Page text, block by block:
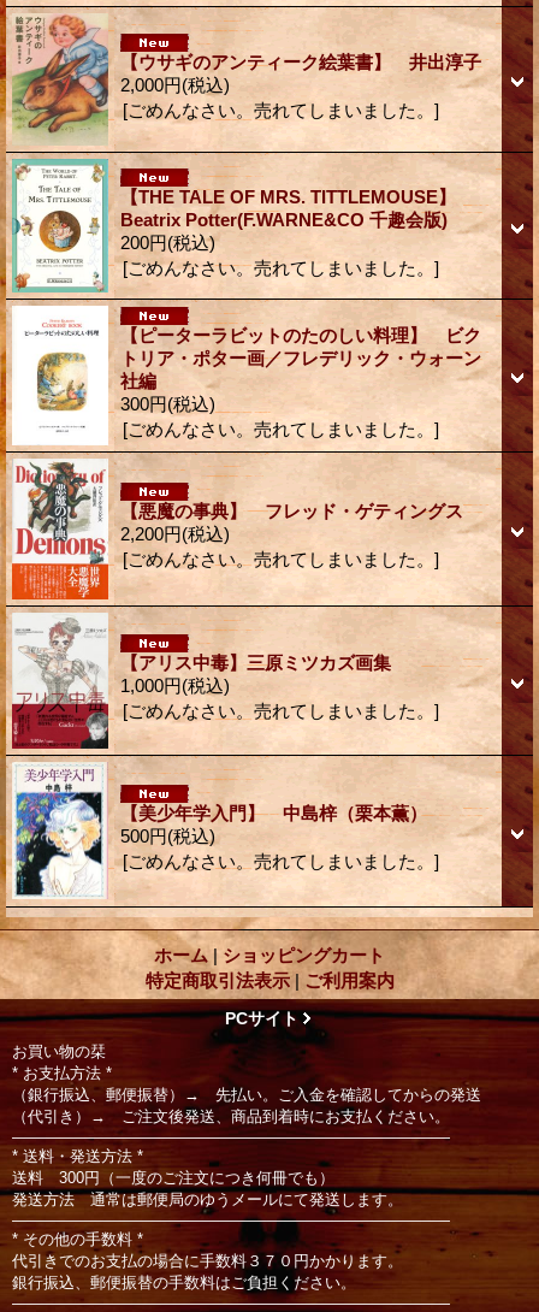
【ウサギのアンティーク絵葉書】 井出淳子
2,000円(税込)
[ごめんなさい。売れてしまいました。]
【THE TALE OF MRS. TITTLEMOUSE】
Beatrix Potter(F.WARNE&CO 千趣会版)
200円(税込)
[ごめんなさい。売れてしまいました。]
【ピーターラビットのたのしい料理】 ビク
トリア・ポター画／フレデリック・ウォーン
社編
300円(税込)
[ごめんなさい。売れてしまいました。]
【悪魔の事典】 フレッド・ゲティングス
2,200円(税込)
[ごめんなさい。売れてしまいました。]
【アリス中毒】三原ミツカズ画集
1,000円(税込)
[ごめんなさい。売れてしまいました。]
【美少年学入門】 中島梓（栗本薫）
500円(税込)
[ごめんなさい。売れてしまいました。]
ホーム | ショッピングカート
特定商取引法表示 | ご利用案内
PCサイト
お買い物の栞
* お支払方法 *
（銀行振込、郵便振替）→ 先払い。ご入金を確認してからの発送
（代引き）→ ご注文後発送、商品到着時にお支払ください。
――――――――――――――――――――――――――――
* 送料・発送方法 *
送料 300円（一度のご注文につき何冊でも）
発送方法 通常は郵便局のゆうメールにて発送します。
――――――――――――――――――――――――――――
* その他の手数料 *
代引きでのお支払の場合に手数料３７０円かかります。
銀行振込、郵便振替の手数料はご負担ください。
――――――――――――――――――――――――――――